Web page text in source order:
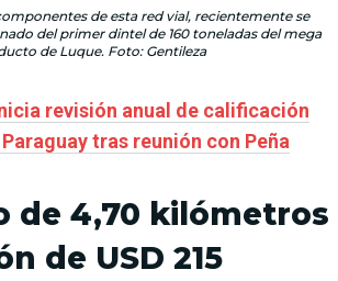
de esta red vial, recientemente se
del primer dintel de 160 toneladas del mega
de Luque. Foto: Gentileza
revisión anual de calificación
tras reunión con Peña
de 4,70 kilómetros
de USD 215